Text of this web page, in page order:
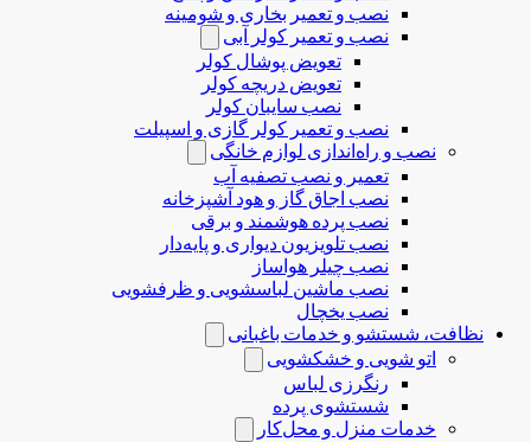
نصب و تعمیر بخاری و شومینه
نصب و تعمیر کولر آبی
تعویض پوشال کولر
تعویض دریچه کولر
نصب سایبان کولر
نصب و تعمیر کولر گازی و اسپیلت
نصب و راه‌اندازی لوازم خانگی
تعمیر و نصب تصفیه آب
نصب اجاق گاز و هود آشپزخانه
نصب پرده هوشمند و برقی
نصب تلویزیون دیواری و پایه‌دار
نصب چیلر هواساز
نصب ماشین لباسشویی و ظرفشویی
نصب یخچال
نظافت، شستشو و خدمات باغبانی
اتو شویی و خشکشویی
رنگرزی لباس
شستشوی پرده
خدمات منزل و محل‌کار